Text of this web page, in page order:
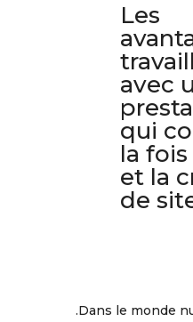
Les
avec
qui
la fois
et la
de
.Dans le monde